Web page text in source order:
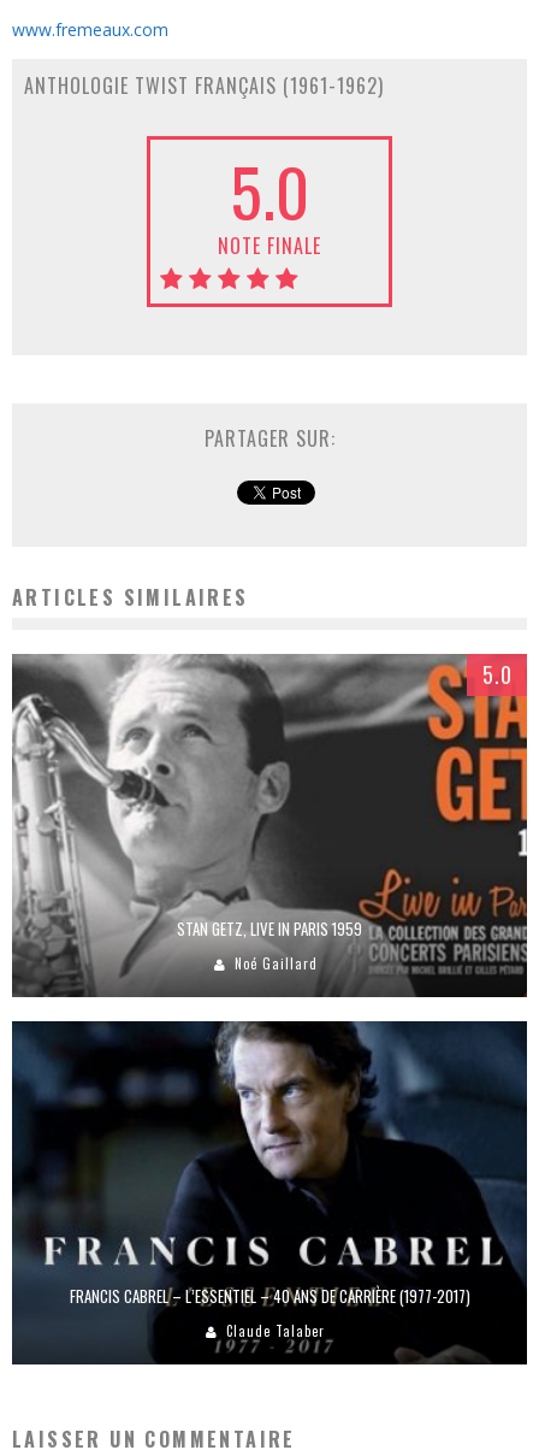
www.fremeaux.com
ANTHOLOGIE TWIST FRANÇAIS (1961-1962)
5.0
NOTE FINALE
PARTAGER SUR:
ARTICLES SIMILAIRES
5.0
STAN GETZ, LIVE IN PARIS 1959
Noé Gaillard
FRANCIS CABREL – L’ESSENTIEL – 40 ANS DE CARRIÈRE (1977-2017)
Claude Talaber
LAISSER UN COMMENTAIRE